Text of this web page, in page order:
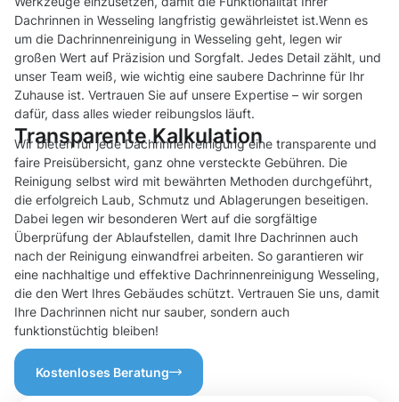
Dachrinnen in Wesseling langfristig gewährleistet ist.Wenn es
um die Dachrinnenreinigung in Wesseling geht, legen wir
großen Wert auf Präzision und Sorgfalt. Jedes Detail zählt, und
unser Team weiß, wie wichtig eine saubere Dachrinne für Ihr
Zuhause ist. Vertrauen Sie auf unsere Expertise – wir sorgen
dafür, dass alles wieder reibungslos läuft.
Transparente Kalkulation
Wir bieten für jede Dachrinnenreinigung eine transparente und
faire Preisübersicht, ganz ohne versteckte Gebühren. Die
Reinigung selbst wird mit bewährten Methoden durchgeführt,
die erfolgreich Laub, Schmutz und Ablagerungen beseitigen.
Dabei legen wir besonderen Wert auf die sorgfältige
Überprüfung der Ablaufstellen, damit Ihre Dachrinnen auch
nach der Reinigung einwandfrei arbeiten. So garantieren wir
eine nachhaltige und effektive Dachrinnenreinigung Wesseling,
die den Wert Ihres Gebäudes schützt. Vertrauen Sie uns, damit
Ihre Dachrinnen nicht nur sauber, sondern auch
funktionstüchtig bleiben!
Kostenloses Beratung